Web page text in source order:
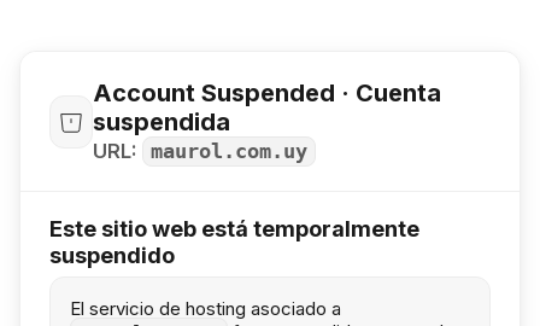
Account Suspended · Cuenta
suspendida
URL: maurol.com.uy
Este sitio web está temporalmente
suspendido
El servicio de hosting asociado a